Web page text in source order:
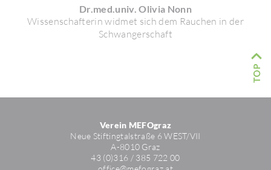
Dr.med.univ. Olivia Nonn
Wissen­schaf­terin widmet sich dem Rauchen in der
Schwan­ger­schaft
Verein MEFOgraz
Neue Stif­ting­tal­straße 6 WEST/​VII
A-8010 Graz
43 (0)316 / 385 722 00